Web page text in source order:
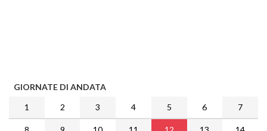
GIORNATE DI ANDATA
1
2 3 4 5 6 7